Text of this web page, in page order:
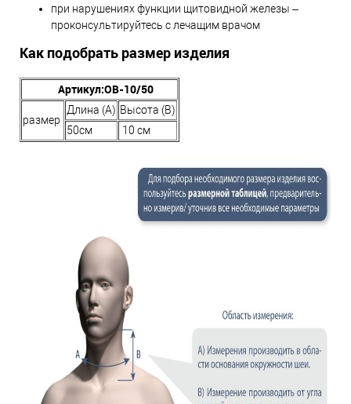
при нарушениях функции щитовидной железы –
проконсультируйтесь с лечащим врачом
Как подобрать размер изделия
Артикул:ОВ-10/50
размер
Длина (А) Высота (В)
50см
10 см